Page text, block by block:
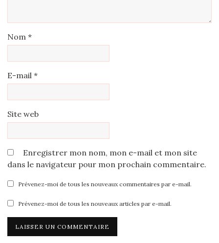
Nom *
E-mail *
Site web
Enregistrer mon nom, mon e-mail et mon site
dans le navigateur pour mon prochain commentaire.
Prévenez-moi de tous les nouveaux commentaires par e-mail.
Prévenez-moi de tous les nouveaux articles par e-mail.